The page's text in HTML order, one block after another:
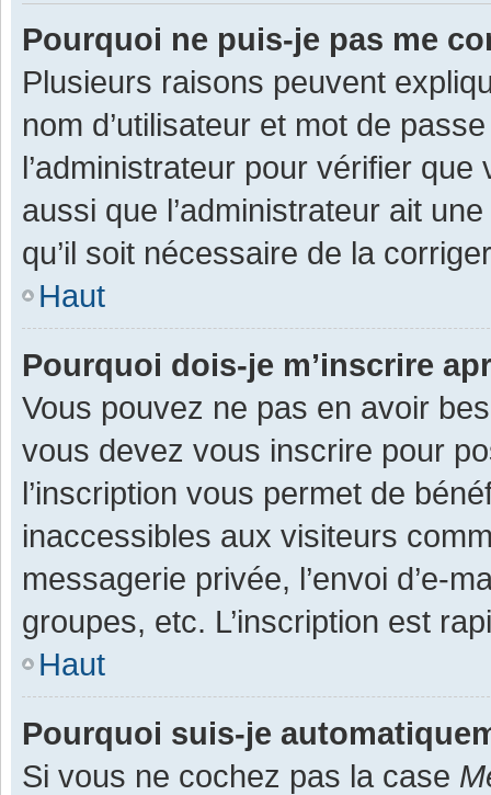
Pourquoi ne puis-je pas me
Plusieurs raisons peuvent
nom d’utilisateur et mot de
l’administrateur pour vérifier
aussi que l’administrateur ait
qu’il soit nécessaire de la
Haut
Pourquoi dois-je m’inscrire
Vous pouvez ne pas en avoir
vous devez vous inscrire pour
l’inscription vous permet de
inaccessibles aux visiteurs
messagerie privée, l’envoi d’e-
groupes, etc. L’inscription est
Haut
Pourquoi suis-je
Si vous ne cochez pas la case